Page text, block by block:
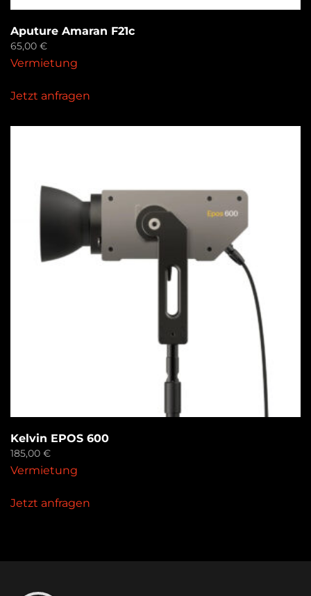
Aputure Amaran F21c
65,00 €
Vermietung
Jetzt anfragen
Kelvin EPOS 600
185,00 €
Vermietung
Jetzt anfragen